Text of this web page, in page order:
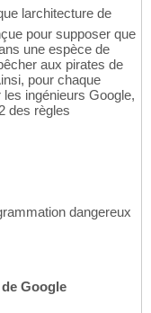
larchitecture de
pour supposer que
une espèce de
aux pirates de
pour chaque
ingénieurs Google,
des règles
dangereux
Google